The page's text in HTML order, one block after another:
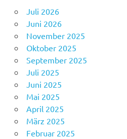
Juli 2026
Juni 2026
November 2025
Oktober 2025
September 2025
Juli 2025
Juni 2025
Mai 2025
April 2025
März 2025
Februar 2025